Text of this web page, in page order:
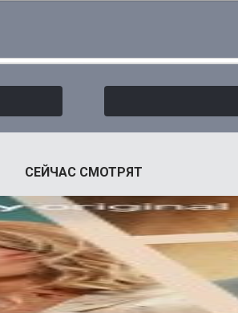
СЕЙЧАС СМОТРЯТ